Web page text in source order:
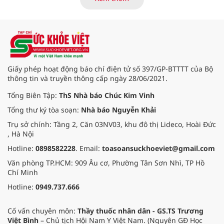
Giấy phép hoạt động báo chí điện tử số 397/GP-BTTTT của Bộ
thông tin và truyền thông cấp ngày 28/06/2021.
Tổng Biên Tập: ThS Nhà báo Chúc Kim Vinh
Tổng thư ký tòa soạn: Nhà báo Nguyễn Khải
Trụ sở chính: Tầng 2, Căn 03NV03, khu đô thị Lideco, Hoài Đức
, Hà Nội
Hotline: 0898582228. Email: toasoansuckhoeviet@gmail.com
Văn phòng TP.HCM: 909 Âu cơ, Phường Tân Sơn Nhì, TP Hồ
Chí Minh
Hotline: 0949.737.666
Cố vấn chuyên môn: Thầy thuốc nhân dân - GS.TS Trương
Việt Bình – Chủ tịch Hội Nam Y Việt Nam. (Nguyên GĐ Học